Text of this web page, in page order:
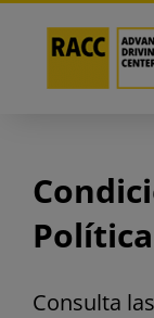
content
Consulta las